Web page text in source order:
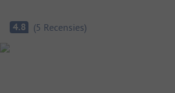
Camping overzicht
4.8 (5 Recensies)